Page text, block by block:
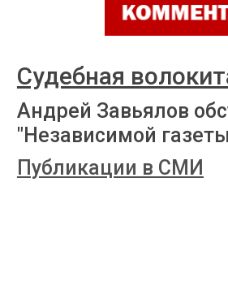
Судебная
Андрей Завьялов
"Независимой
Публикации в СМИ